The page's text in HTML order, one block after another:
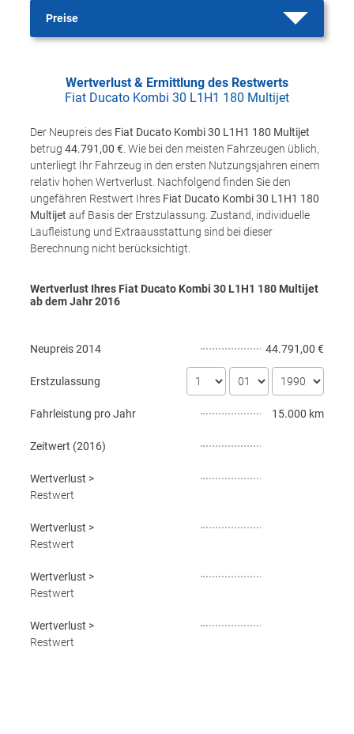
Preise
Wertverlust & Ermittlung des Restwerts
Fiat Ducato Kombi 30 L1H1 180 Multijet
Der Neupreis des Fiat Ducato Kombi 30 L1H1 180 Multijet
betrug 44.791,00 € . Wie bei den meisten Fahrzeugen üblich,
unterliegt Ihr Fahrzeug in den ersten Nutzungsjahren einem
relativ hohen Wertverlust. Nachfolgend finden Sie den
ungefähren Restwert Ihres Fiat Ducato Kombi 30 L1H1 180
Multijet auf Basis der Erstzulassung. Zustand, individuelle
Laufleistung und Extraausstattung sind bei dieser
Berechnung nicht berücksichtigt.
Wertverlust Ihres Fiat Ducato Kombi 30 L1H1 180 Multijet
ab dem Jahr2016
Neupreis2014 44.791,00 €
Erstzulassung
Fahrleistung pro Jahr 15.000 km
Zeitwert (2016)
Wertverlust >
Restwert
Wertverlust >
Restwert
Wertverlust >
Restwert
Wertverlust >
Restwert